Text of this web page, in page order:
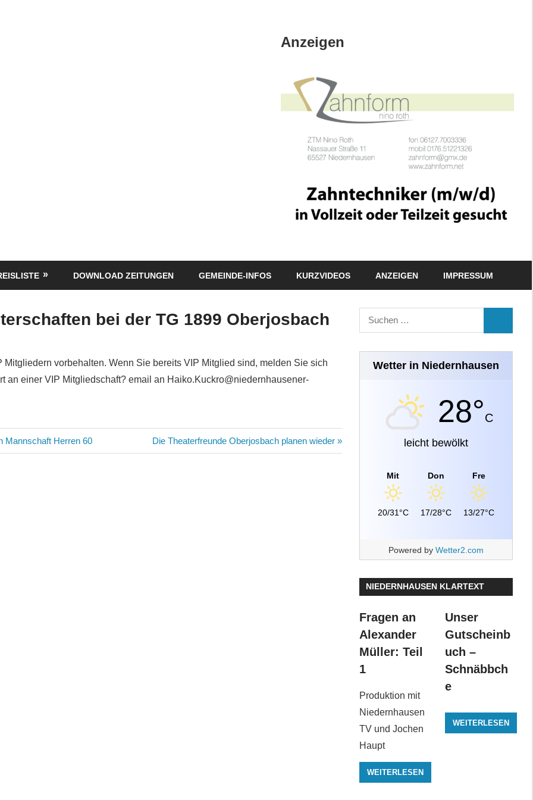
Anzeigen
DOWNLOAD ZEITUNGEN GEMEINDE-INFOS KURZVIDEOS ANZEIGEN IMPRESSUM
bei der TG 1899 Oberjosbach
Mitgliedern vorbehalten. Wenn Sie bereits VIP Mitglied sind, melden Sie sich
an einer VIP Mitgliedschaft? email an Haiko.Kuckro@niedernhausener-
Mannschaft Herren 60
Nächster
Beitrag:
Die Theaterfreunde Oberjosbach planen wieder
Suchen
nach:
Wetter in Niedernhausen
28°C
leicht bewölkt
Mit
20/31°C
Don
17/28°C
Fre
13/27°C
Powered by Wetter2.com
NIEDERNHAUSEN KLARTEXT
Fragen an
Alexander
Müller: Teil
1
Produktion mit
Niedernhausen
TV und Jochen
Haupt
WEITERLESEN
Unser
Gutscheinb
uch –
Schnäbbch
e
WEITERLESEN